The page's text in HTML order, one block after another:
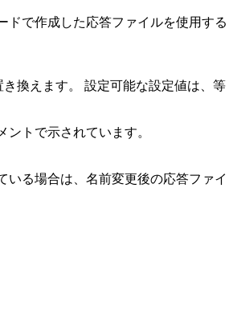
ドで作成した応答ファイルを使用する
換えます。 設定可能な設定値は、等
トで示されています。
る場合は、名前変更後の応答ファイ